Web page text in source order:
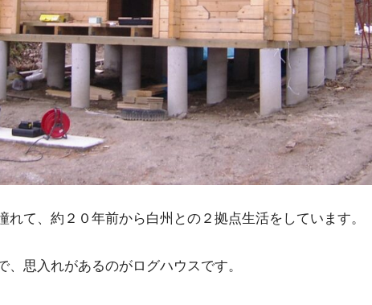
れて、約２０年前から白州との２拠点生活をしています。
、思入れがあるのがログハウスです。